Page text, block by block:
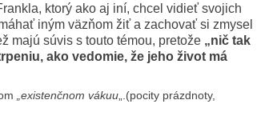
ktorý ako aj iní, chcel vidieť svojich
iným väzňom žiť a zachovať si zmysel
majú súvis s touto témou, pretože „nič tak
ako vedomie, že jeho život má
„existenčnom vákuu „.(pocity prázdnoty,